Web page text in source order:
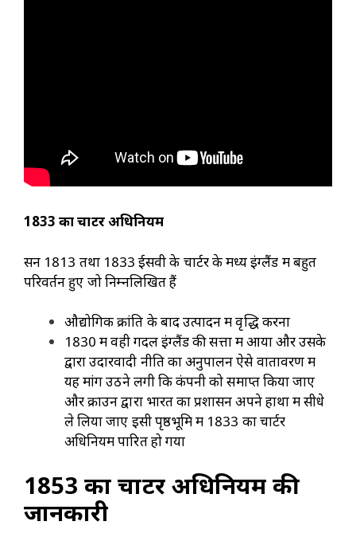
1833का चार्टर अधिनियम
सन 1813 तथा 1833 ईसवी के चार्टर के मध्य इंग्लैंड में बहुत
परिवर्तन हुए जो निम्नलिखित हैं
औद्योगिक क्रांति के बाद उत्पादन में वृद्धि करना
1830 में वही गदल इंग्लैंड की सत्ता में आया और उसके
द्वारा उदारवादी नीति का अनुपालन ऐसे वातावरण में
यह मांग उठने लगी कि कंपनी को समाप्त किया जाए
और क्राउन द्वारा भारत का प्रशासन अपने हाथों में सीधे
ले लिया जाए इसी पृष्ठभूमि में 1833 का चार्टर
अधिनियम पारित हो गया
1853का चार्टर अधिनियम की
जानकारी